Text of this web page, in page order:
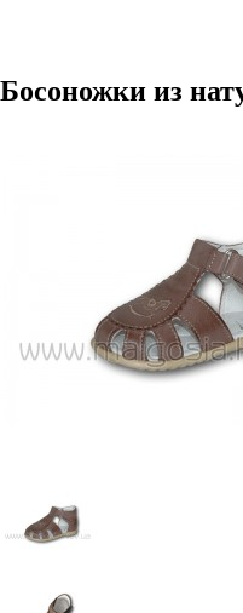
Босоножки из